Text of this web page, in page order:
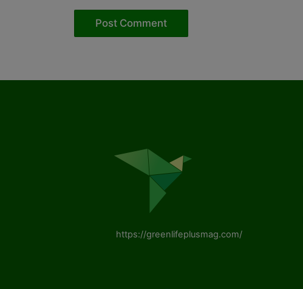
https://greenlifeplusmag.com/